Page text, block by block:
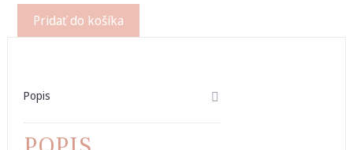
Pridať do košíka
Popis